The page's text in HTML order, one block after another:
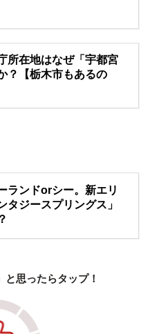
所在地はなぜ「宇都宮
？【栃木市もあるの
ランドorシー。新エリ
タジースプリングス」
思ったらタップ！